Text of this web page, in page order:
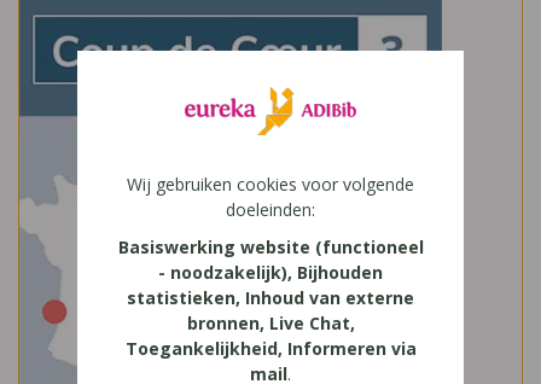
Wij gebruiken cookies voor volgende
doeleinden:
Basiswerking website (functioneel
- noodzakelijk), Bijhouden
statistieken, Inhoud van externe
bronnen, Live Chat,
Toegankelijkheid, Informeren via
mail.